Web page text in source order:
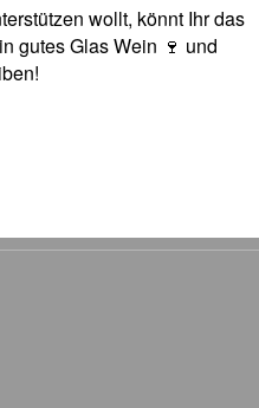
wollt, könnt Ihr das
gutes Glas Wein 🍷 und